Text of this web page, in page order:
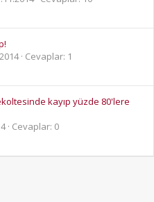
Cevaplar: 1
kayıp yüzde 80'lere
Cevaplar: 0